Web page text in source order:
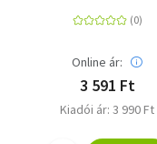
Online ár:
3 591 Ft
Kiadói ár: 3 990 Ft